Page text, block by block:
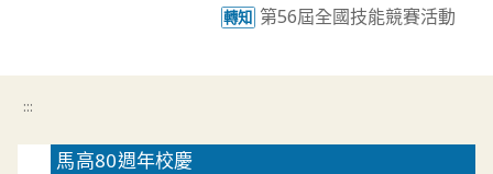
轉知 第56屆全國技能競賽活動
:::
馬高80週年校慶